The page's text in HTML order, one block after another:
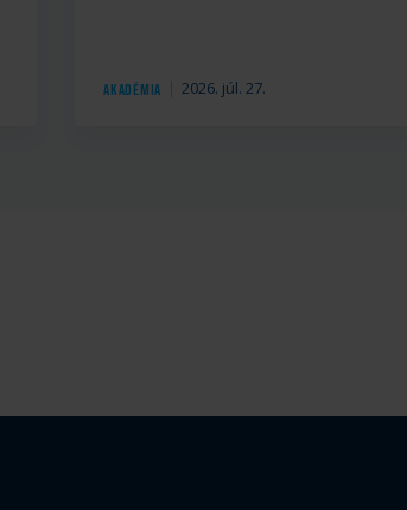
Akadémia 2026. júl. 27.